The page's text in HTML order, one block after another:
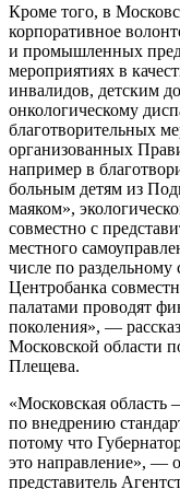
Кроме того, в
корпоративное
и промышленных
мероприятиях в
инвалидов, детским
онкологическому
благотворительных
организованных
например в
больным детям из
маяком»,
совместно с
местного
числе по
Центробанка
палатами проводят
поколения», —
Московской области
Плещева.
«Московская
по внедрению
потому что
это направление», —
представитель